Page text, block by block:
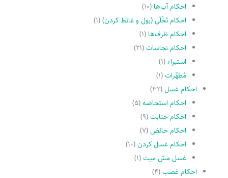
احکام آب‌ها(۱۰)
احکام تَخْلّى (بول و غائط کردن)(۱)
احکام ظرف‌ها(۱)
احکام نجاسات(۲۱)
استبراء(۱)
مُطهّرات(۱)
احکام غسل(۳۲)
احکام استحاضه(۵)
احکام جنابت(۹)
احکام حائض(۷)
احکام غسل کردن(۱۰)
غسل مسّ میت(۱)
احکام غصب(۴)